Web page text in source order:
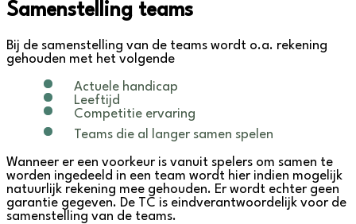
Samenstelling teams
Bij de samenstelling van de teams wordt o.a. rekening
gehouden met het volgende
Actuele handicap
Leeftijd
Competitie ervaring
Teams die al langer samen spelen
Wanneer er een voorkeur is vanuit spelers om samen te
worden ingedeeld in een team wordt hier indien mogelijk
natuurlijk rekening mee gehouden. Er wordt echter geen
garantie gegeven. De TC is eindverantwoordelijk voor de
samenstelling van de teams.